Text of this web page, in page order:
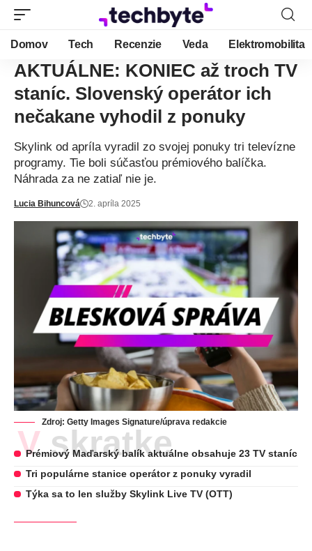
Domov Tech Recenzie Veda Elektromobilita
AKTUÁLNE: KONIEC až troch TV
staníc. Slovenský operátor ich
nečakane vyhodil z ponuky
Skylink od apríla vyradil zo svojej ponuky tri televízne
programy. Tie boli súčasťou prémiového balíčka.
Náhrada za ne zatiaľ nie je.
Lucia Bihuncová 2. apríla 2025
Zdroj: Getty Images Signature/úprava redakcie
V skratke
Prémiový Maďarský balík aktuálne obsahuje 23 TV staníc
Tri populárne stanice operátor z ponuky vyradil
Týka sa to len služby Skylink Live TV (OTT)